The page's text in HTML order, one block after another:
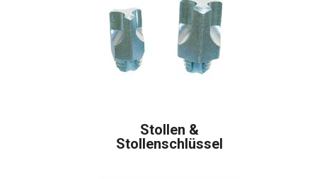
Stollen &
Stollenschlüssel